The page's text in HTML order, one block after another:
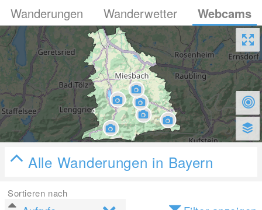
Wanderungen Wanderwetter Webcams
Alle Wanderungen in Bayern
Sortieren nach